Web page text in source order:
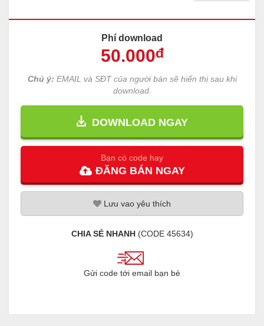
Phí download
50.000đ
Chú ý: EMAIL và SĐT của người bán sẽ hiển thị sau khi
download.
DOWNLOAD NGAY
Bạn có code hay
ĐĂNG BÁN NGAY
Lưu vao yêu thích
CHIA SẺ NHANH(CODE 45634)
Gửi code tới email bạn bè